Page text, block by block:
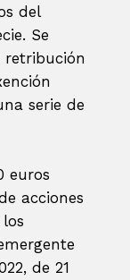
del
Se
retribución
serie de
euros
acciones
de 21